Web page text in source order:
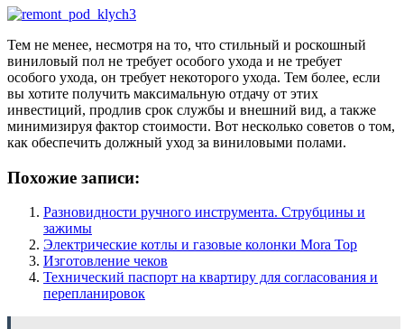
Тем не менее, несмотря на то, что стильный и роскошный
виниловый пол не требует особого ухода и не требует
особого ухода, он требует некоторого ухода. Тем более, если
вы хотите получить максимальную отдачу от этих
инвестиций, продлив срок службы и внешний вид, а также
минимизируя фактор стоимости. Вот несколько советов о том,
как обеспечить должный уход за виниловыми полами.
Похожие записи:
Разновидности ручного инструмента. Струбцины и
зажимы
Электрические котлы и газовые колонки Mora Top
Изготовление чеков
Технический паспорт на квартиру для согласования и
перепланировок